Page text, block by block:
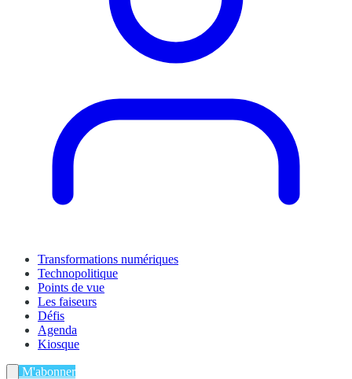
Transformations numériques
Technopolitique
Points de vue
Les faiseurs
Défis
Agenda
Kiosque
M'abonner